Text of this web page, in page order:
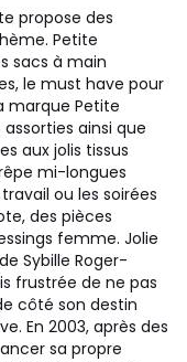
propose des
Petite
sacs à main
le must have pour
marque Petite
ainsi que
aux jolis tissus
mi-longues
ou les soirées
des pièces
femme. Jolie
Sybille Roger-
frustrée de ne pas
côté son destin
En 2003, après des
sa propre